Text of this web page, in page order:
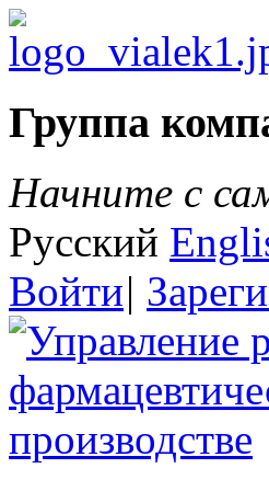
Группа
Начните с
Русский
Войти|